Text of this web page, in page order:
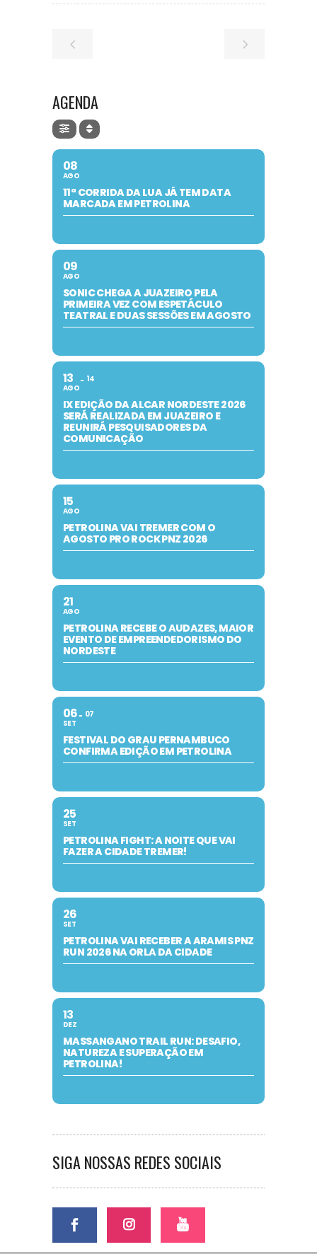
AGENDA
08
AGO
11ª CORRIDA DA LUA JÁ TEM DATA
MARCADA EM PETROLINA
09
AGO
SONIC CHEGA A JUAZEIRO PELA
PRIMEIRA VEZ COM ESPETÁCULO
TEATRAL E DUAS SESSÕES EM AGOSTO
13
AGO
14
IX EDIÇÃO DA ALCAR NORDESTE 2026
SERÁ REALIZADA EM JUAZEIRO E
REUNIRÁ PESQUISADORES DA
COMUNICAÇÃO
15
AGO
PETROLINA VAI TREMER COM O
AGOSTO PRO ROCK PNZ 2026
21
AGO
PETROLINA RECEBE O AUDAZES, MAIOR
EVENTO DE EMPREENDEDORISMO DO
NORDESTE
06
SET
07
FESTIVAL DO GRAU PERNAMBUCO
CONFIRMA EDIÇÃO EM PETROLINA
25
SET
PETROLINA FIGHT: A NOITE QUE VAI
FAZER A CIDADE TREMER!
26
SET
PETROLINA VAI RECEBER A ARAMIS PNZ
RUN 2026 NA ORLA DA CIDADE
13
DEZ
MASSANGANO TRAIL RUN: DESAFIO,
NATUREZA E SUPERAÇÃO EM
PETROLINA!
SIGA NOSSAS REDES SOCIAIS